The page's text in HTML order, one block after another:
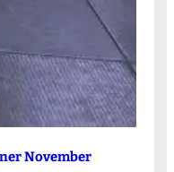
November